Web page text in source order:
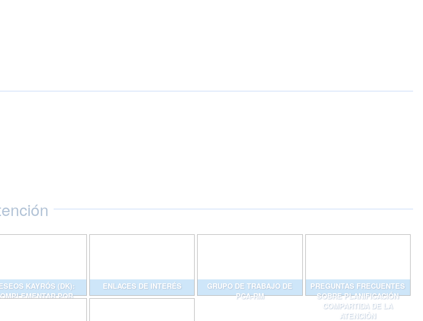
KAYRÓS (DK):
POR
ENLACES DE INTERÉS
GRUPO DE TRABAJO DE
PCA-RM
PREGUNTAS FRECUENTES
SOBRE PLANIFICACIÓN
COMPARTIDA DE LA
ATENCIÓN